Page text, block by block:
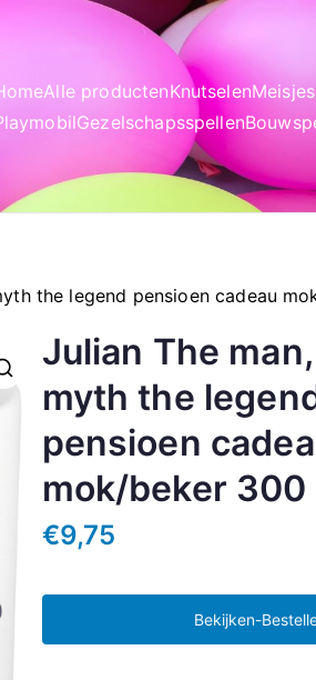
Alle productenKnutselenMeisjes
Gezelschapsspellen
the legend pensioen cadeau
Julian The
myth the
pensioen
mok/beker 300
€9,75
Bekijken-